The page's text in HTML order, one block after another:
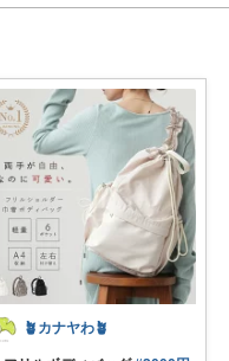
🪴カナヤわ🪴